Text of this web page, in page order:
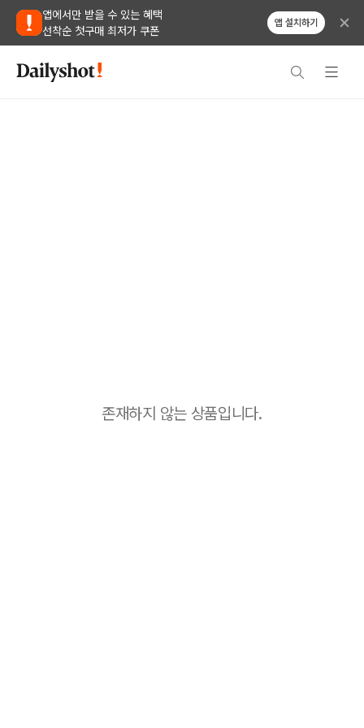
앱에서만 받을 수 있는 혜택
선착순 첫구매 최저가 쿠폰
앱 설치하기
존재하지 않는 상품입니다.